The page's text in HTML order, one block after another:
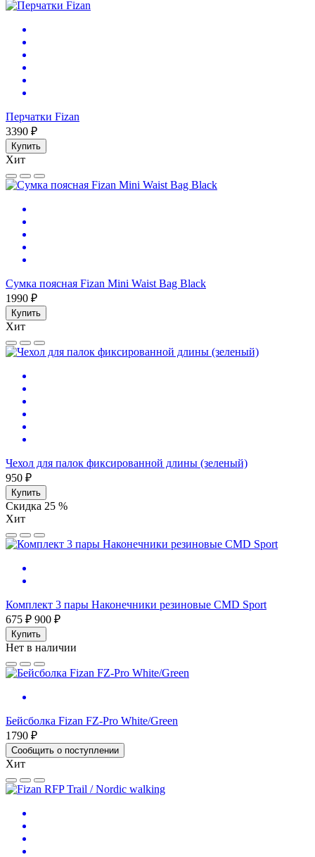
Перчатки Fizan
3390 ₽
Купить
Хит
Сумка поясная Fizan Mini Waist Bag Black
1990 ₽
Купить
Хит
Чехол для палок фиксированной длины (зеленый)
950 ₽
Купить
Скидка 25 %
Хит
Комплект 3 пары Наконечники резиновые CMD Sport
675 ₽ 900 ₽
Купить
Нет в наличии
Бейсболка Fizan FZ-Pro White/Green
1790 ₽
Сообщить о поступлении
Хит